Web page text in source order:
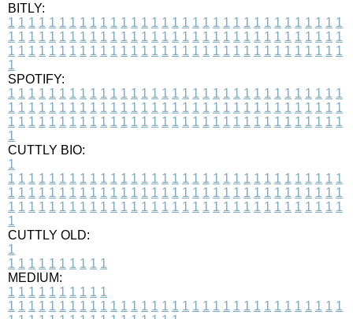
BITLY:
1 1 1 1 1 1 1 1 1 1 1 1 1 1 1 1 1 1 1 1 1 1 1 1 1 1 1 1 1 1 1 1 1
1 1 1 1 1 1 1 1 1 1 1 1 1 1 1 1 1 1 1 1 1 1 1 1 1 1 1 1 1 1 1 1 1
1 1 1 1 1 1 1 1 1 1 1 1 1 1 1 1 1 1 1 1 1 1 1 1 1 1 1 1 1 1 1 1 1
1
SPOTIFY:
1 1 1 1 1 1 1 1 1 1 1 1 1 1 1 1 1 1 1 1 1 1 1 1 1 1 1 1 1 1 1 1 1
1 1 1 1 1 1 1 1 1 1 1 1 1 1 1 1 1 1 1 1 1 1 1 1 1 1 1 1 1 1 1 1 1
1 1 1 1 1 1 1 1 1 1 1 1 1 1 1 1 1 1 1 1 1 1 1 1 1 1 1 1 1 1 1 1 1
1
CUTTLY BIO:
1
1 1 1 1 1 1 1 1 1 1 1 1 1 1 1 1 1 1 1 1 1 1 1 1 1 1 1 1 1 1 1 1 1
1 1 1 1 1 1 1 1 1 1 1 1 1 1 1 1 1 1 1 1 1 1 1 1 1 1 1 1 1 1 1 1 1
1 1 1 1 1 1 1 1 1 1 1 1 1 1 1 1 1 1 1 1 1 1 1 1 1 1 1 1 1 1 1 1 1
1
CUTTLY OLD:
1
1 1 1 1 1 1 1 1 1 1
MEDIUM:
1 1 1 1 1 1 1 1 1 1
1 1 1 1 1 1 1 1 1 1 1 1 1 1 1 1 1 1 1 1 1 1 1 1 1 1 1 1 1 1 1 1 1